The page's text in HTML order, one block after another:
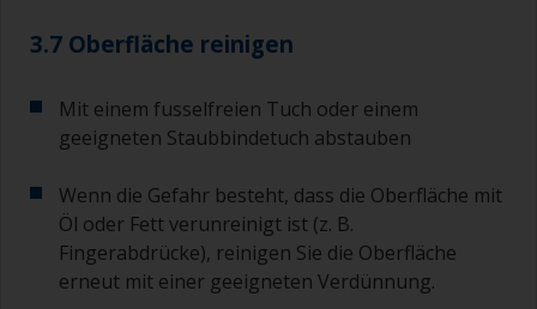
3.7 Oberfläche reinigen
Mit einem fusselfreien Tuch oder einem
geeigneten Staubbindetuch abstauben
Wenn die Gefahr besteht, dass die Oberfläche mit
Öl oder Fett verunreinigt ist (z. B.
Fingerabdrücke), reinigen Sie die Oberfläche
erneut mit einer geeigneten Verdünnung.